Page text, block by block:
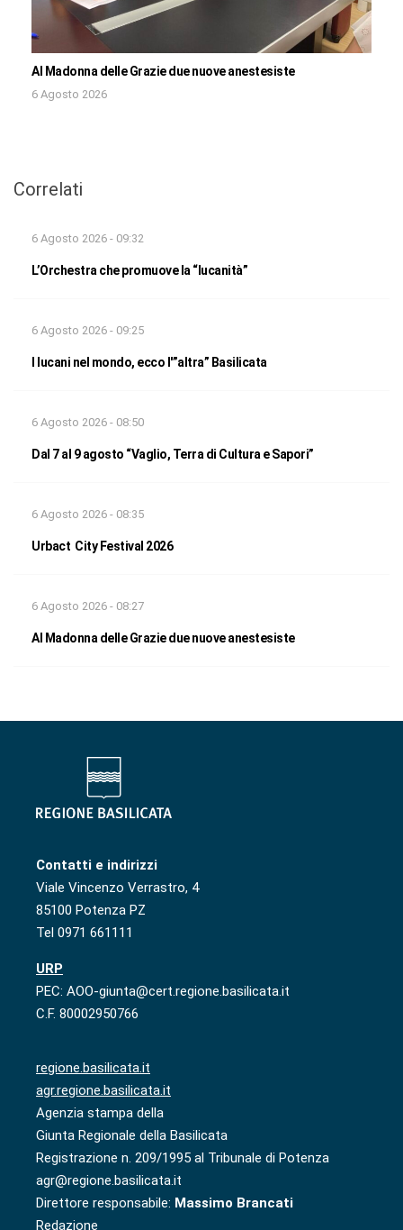
Al Madonna delle Grazie due nuove anestesiste
6 Agosto 2026
Correlati
6 Agosto 2026 - 09:32
L’Orchestra che promuove la “lucanità”
6 Agosto 2026 - 09:25
I lucani nel mondo, ecco l'”altra” Basilicata
6 Agosto 2026 - 08:50
Dal 7 al 9 agosto “Vaglio, Terra di Cultura e Sapori”
6 Agosto 2026 - 08:35
Urbact City Festival 2026
6 Agosto 2026 - 08:27
Al Madonna delle Grazie due nuove anestesiste
Contatti e indirizzi
Viale Vincenzo Verrastro, 4
85100 Potenza PZ
Tel 0971 661111
URP
PEC: AOO-giunta@cert.regione.basilicata.it
C.F. 80002950766
regione.basilicata.it
agr.regione.basilicata.it
Agenzia stampa della
Giunta Regionale della Basilicata
Registrazione n. 209/1995 al Tribunale di Potenza
agr@regione.basilicata.it
Direttore responsabile: Massimo Brancati
Redazione